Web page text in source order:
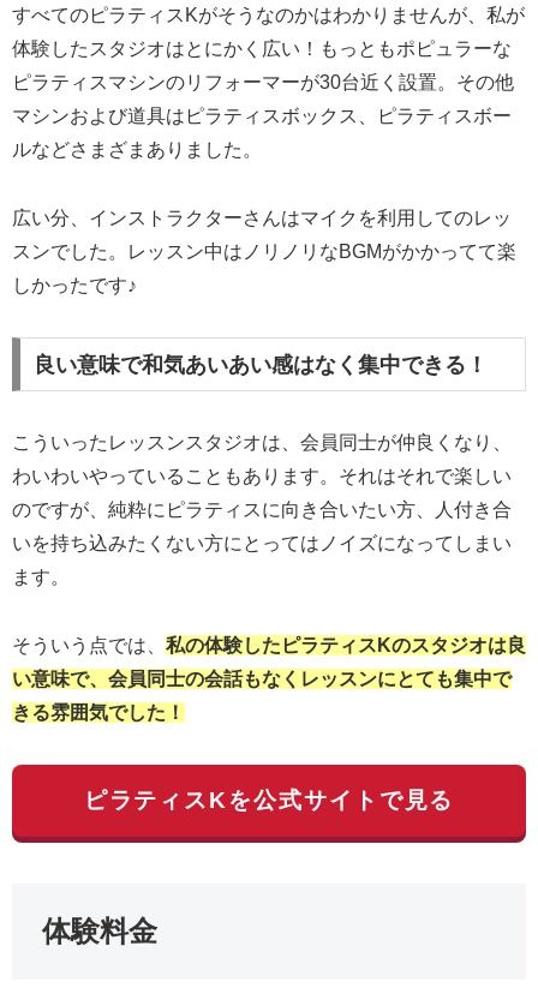
すべてのピラティスKがそうなのかはわかりませんが、私が
体験したスタジオはとにかく広い！もっともポピュラーな
ピラティスマシンのリフォーマーが30台近く設置。その他
マシンおよび道具はピラティスボックス、ピラティスボー
ルなどさまざまありました。
広い分、インストラクターさんはマイクを利用してのレッ
スンでした。レッスン中はノリノリなBGMがかかってて楽
しかったです♪
良い意味で和気あいあい感はなく集中できる！
こういったレッスンスタジオは、会員同士が仲良くなり、
わいわいやっていることもあります。それはそれで楽しい
のですが、純粋にピラティスに向き合いたい方、人付き合
いを持ち込みたくない方にとってはノイズになってしまい
ます。
そういう点では、 私の体験したピラティスKのスタジオは良
い意味で、会員同士の会話もなくレッスンにとても集中で
きる雰囲気でした！
ピラティスKを公式サイトで見る
体験料金